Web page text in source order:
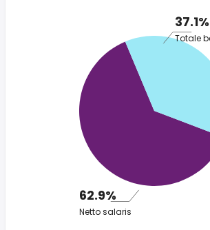
37.1%
62.9%
Netto salaris